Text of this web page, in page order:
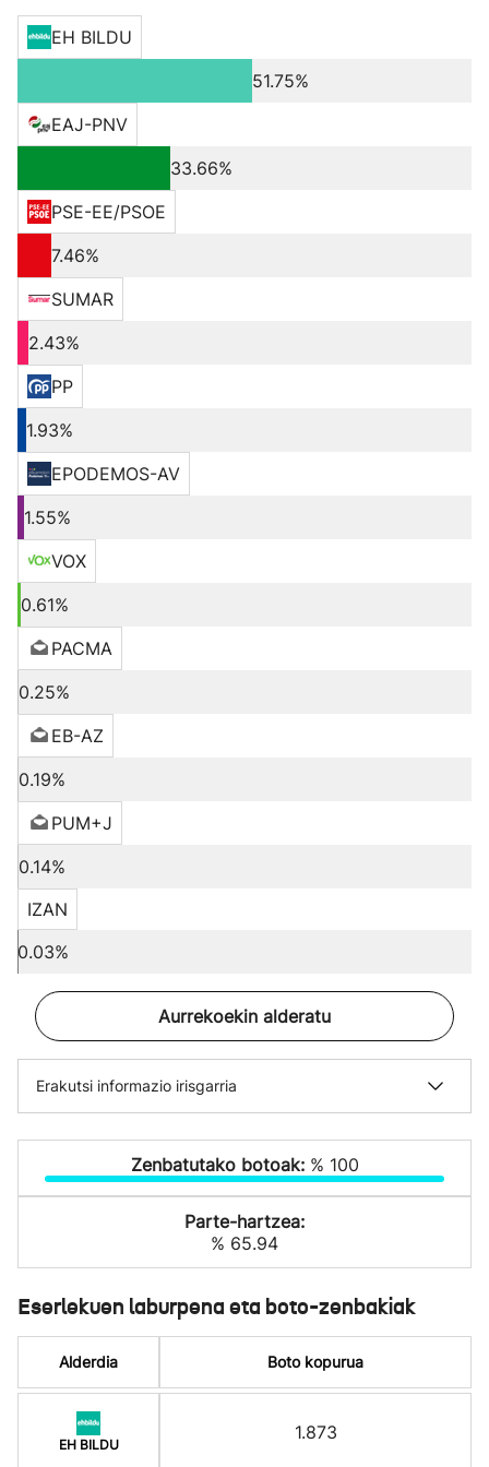
EH BILDU
51.75%
EAJ-PNV
33.66%
PSE-EE/PSOE
7.46%
SUMAR
2.43%
PP
1.93%
EPODEMOS-AV
1.55%
VOX
0.61%
PACMA
0.25%
EB-AZ
0.19%
PUM+J
0.14%
IZAN
0.03%
Aurrekoekin alderatu
Erakutsi informazio irisgarria
Zenbatutako botoak: % 100
Parte-hartzea:
% 65.94
Eserlekuen laburpena eta boto-zenbakiak
Alderdia
EH BILDU
Boto kopurua
1.873